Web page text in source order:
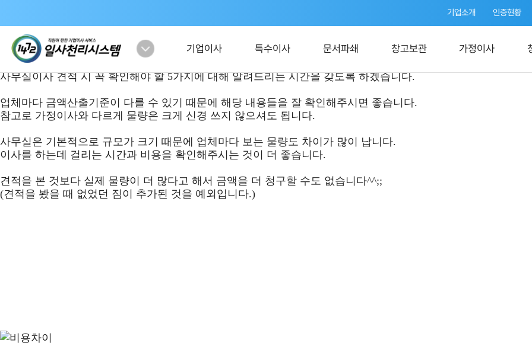
기업소개 인증현황
기업이사 특수이사 문서파쇄 창고보관 가정이사
링크 복사하기
안녕하세요.
사무실이사 견적 시 꼭 확인해야 할 5가지에 대해 알려드리는 시간을 갖도록 하겠습니다.
업체마다 금액산출기준이 다를 수 있기 때문에 해당 내용들을 잘 확인해주시면 좋습니다.
참고로 가정이사와 다르게 물량은 크게 신경 쓰지 않으셔도 됩니다.
사무실은 기본적으로 규모가 크기 때문에 업체마다 보는 물량도 차이가 많이 납니다.
이사를 하는데 걸리는 시간과 비용을 확인해주시는 것이 더 좋습니다.
견적을 본 것보다 실제 물량이 더 많다고 해서 금액을 더 청구할 수도 없습니다^^;;
(견적을 봤을 때 없었던 짐이 추가된 것을 예외입니다.)